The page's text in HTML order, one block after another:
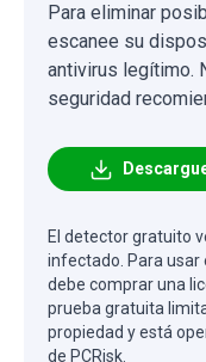
Para eliminar
escanee su
antivirus legítimo.
seguridad
El detector gratuito
infectado. Para usar
debe comprar una
prueba gratuita
propiedad y está
de PCRisk.